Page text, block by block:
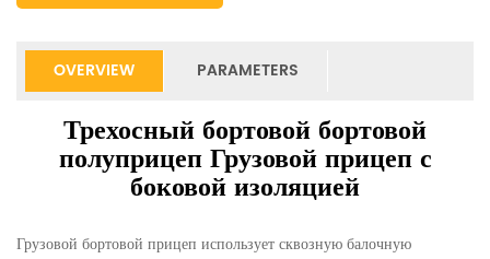
OVERVIEW PARAMETERS
Трехосный бортовой бортовой
полуприцеп Грузовой прицеп с
боковой изоляцией
Грузовой бортовой прицеп использует сквозную балочную